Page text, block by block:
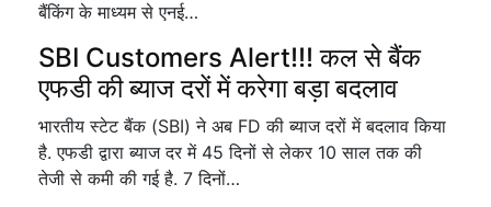
बैंकिंग के माध्यम से एनई…
SBI Customers Alert!!! कल से बैंक
एफडी की ब्याज दरों में करेगा बड़ा बदलाव
भारतीय स्टेट बैंक (SBI) ने अब FD की ब्याज दरों में बदलाव किया
है. एफडी द्वारा ब्याज दर में 45 दिनों से लेकर 10 साल तक की
तेजी से कमी की गई है. 7 दिनों…